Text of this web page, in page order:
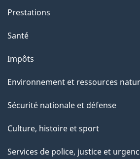
Prestations
Santé
Impôts
Environnement et ressources
Sécurité nationale et défense
Culture, histoire et sport
Services de police, justice et